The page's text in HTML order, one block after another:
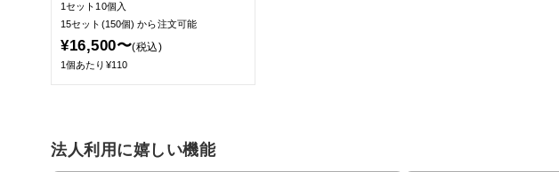
1セット10個入
15セット(150個)から注文可能
¥16,500〜(税込)
1個あたり¥110
法人利用に嬉しい機能